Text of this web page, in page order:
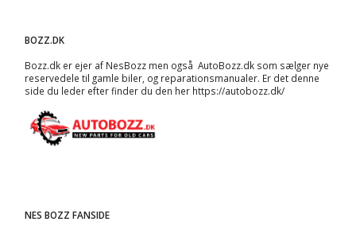
BOZZ.DK
Bozz.dk er ejer af NesBozz men også AutoBozz.dk som sælger nye
reservedele til gamle biler, og reparationsmanualer. Er det denne
side du leder efter finder du den her https://autobozz.dk/
NES BOZZ FANSIDE